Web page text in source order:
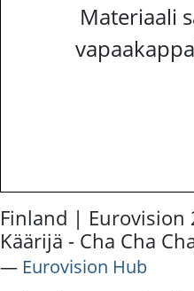
Materiaali
Finland | Eurovision
Käärijä - Cha Cha
― Eurovision Hub